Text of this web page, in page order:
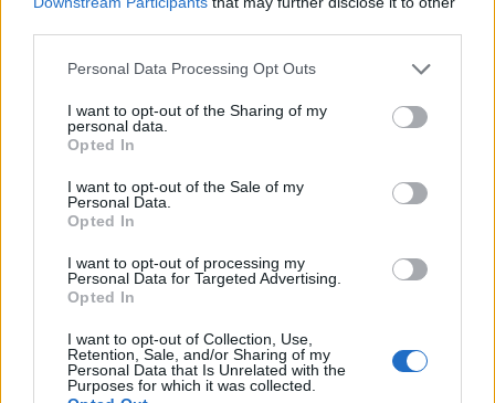
Please note that this website/app uses one or more Google
not limited to your visit or usage behaviour. You may click to
grant or deny consent to Google and its third-party tags to
use your data for below specified purposes in below Google
consent section.
Personal Data Processing Opt Outs
I want to opt-out of the Sharing of my
personal data.
Opted In
I want to opt-out of the Sale of my
Personal Data.
Opted In
I want to opt-out of processing my
Personal Data for Targeted Advertising.
Opted In
I want to opt-out of Collection, Use,
Retention, Sale, and/or Sharing of my
Personal Data that Is Unrelated with the
Purposes for which it was collected.
nyerni. A hétvége igazi győztese viszont Vettel, aki 24
bűvös 25 pontos határon belül várhatja a jövő heti
Olasz Nagydíjat.
Az élmezőny állása a Belga Nagydíj után
1. Alonso (ESP), Ferrari 164 pont
2. Vettel (GER), Red Bull 140
3. Webber (AUS), Red Bull 132
4. Raikkönen (FIN), Lotus 131